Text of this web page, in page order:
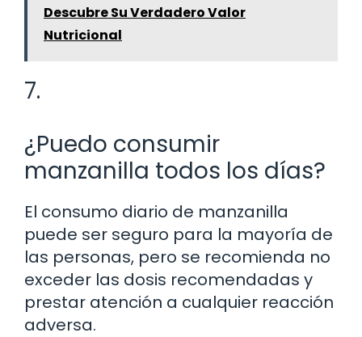
Descubre Su Verdadero Valor
Nutricional
7.
¿Puedo consumir
manzanilla todos los días?
El consumo diario de manzanilla
puede ser seguro para la mayoría de
las personas, pero se recomienda no
exceder las dosis recomendadas y
prestar atención a cualquier reacción
adversa.